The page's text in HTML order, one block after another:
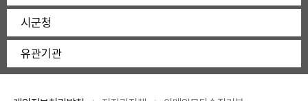
시군청
유관기관